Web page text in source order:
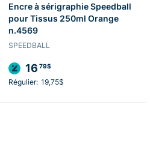
Encre à sérigraphie Speedball
pour Tissus 250ml Orange
n.4569
SPEEDBALL
16 79$
Régulier: 19,75$